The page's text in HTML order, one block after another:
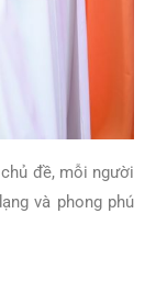
đề, mỗi người
và phong phú